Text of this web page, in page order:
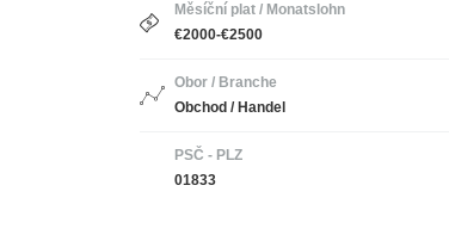
Měsíční plat / Monatslohn
€2000-€2500
Obor / Branche
Obchod / Handel
PSČ - PLZ
01833